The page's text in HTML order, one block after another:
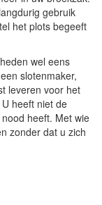
gebruik
het plots begeeft
wel eens
slotenmaker,
leveren voor het
heeft niet de
heeft. Met wie
zonder dat u zich